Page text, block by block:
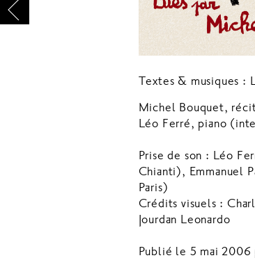
Textes & musiques :
Michel Bouquet,
Léo Ferré, piano
Prise de son : Léo
Chianti), Emmanuel
Paris)
Crédits visuels :
Jourdan Leonardo
Publié le 5 mai